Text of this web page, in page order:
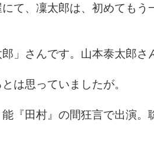
て、凜太郎は、初めてもう
」さんです。山本泰太郎さ
は思っていましたが。
『田村』の間狂言で出演。